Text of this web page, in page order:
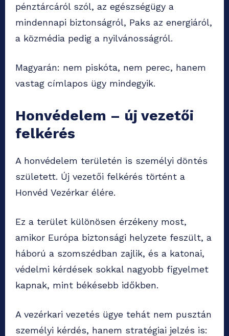
pénztárcáról szól, az egészségügy a
mindennapi biztonságról, Paks az energiáról,
a közmédia pedig a nyilvánosságról.
Magyarán: nem piskóta, nem perec, hanem
vastag címlapos ügy mindegyik.
Honvédelem – új vezetői
felkérés
A honvédelem területén is személyi döntés
született. Új vezetői felkérés történt a
Honvéd Vezérkar élére.
Ez a terület különösen érzékeny most,
amikor Európa biztonsági helyzete feszült, a
háború a szomszédban zajlik, és a katonai,
védelmi kérdések sokkal nagyobb figyelmet
kapnak, mint békésebb időkben.
A vezérkari vezetés ügye tehát nem pusztán
személyi kérdés, hanem stratégiai jelzés is: